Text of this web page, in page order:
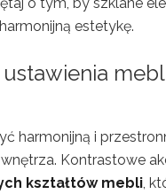
estetykę.
harmonijną i
Kontrastowe
kształtów mebli ,